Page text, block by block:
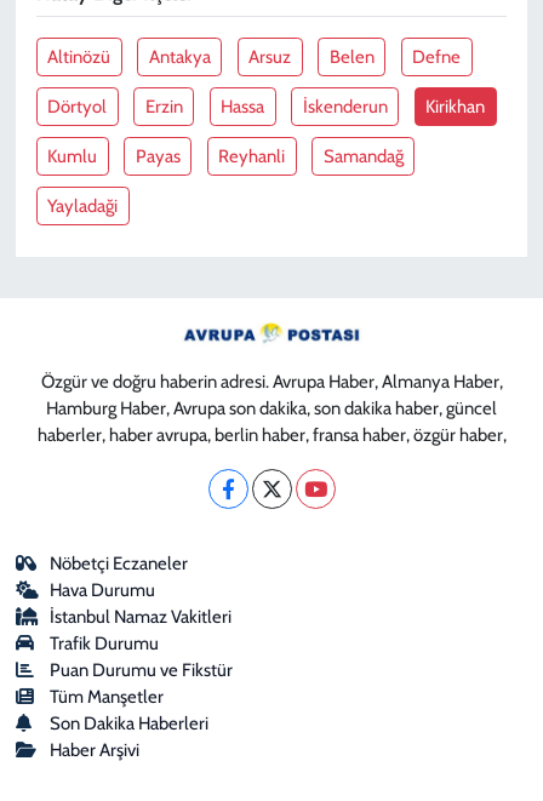
Altinözü Antakya Arsuz Belen Defne
Dörtyol Erzin Hassa İskenderun Kirikhan
Kumlu Payas Reyhanli Samandağ
Yayladaği
Özgür ve doğru haberin adresi. Avrupa Haber, Almanya Haber,
Hamburg Haber, Avrupa son dakika, son dakika haber, güncel
haberler, haber avrupa, berlin haber, fransa haber, özgür haber,
Nöbetçi Eczaneler
Hava Durumu
İstanbul Namaz Vakitleri
Trafik Durumu
Puan Durumu ve Fikstür
Tüm Manşetler
Son Dakika Haberleri
Haber Arşivi